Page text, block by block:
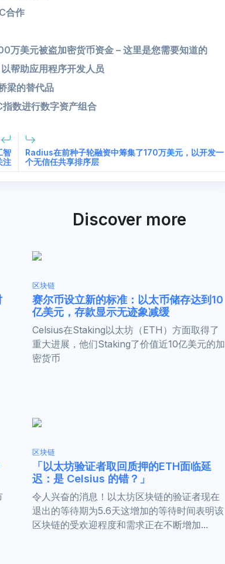
合作
万美元被盗加密货币资金 – 这里是您需要知道的
帮助应用程序开发人员
梁的替代品
数进行数字资产组合
智
注
Radius在前种子轮融资中筹集了170万美元，以开发一
个无信任共享排序层
Discover more
区块链
赛尔币设立新的标准：以太币储存达到10
亿美元，存款显示无迹象减缓
Celsius在Staking以太坊（ETH）方面取得了
重大进展，他们Staking了价值近10亿美元的加
密货币
区块链
「以太坊验证者取回质押的ETH面临延
迟：是 Celsius 的错？」
令人兴奋的消息！以太坊区块链的验证者现在
退出的等待期为5.6天这增加的等待时间表明该
区块链的受欢迎程度和需求正在不断增加...